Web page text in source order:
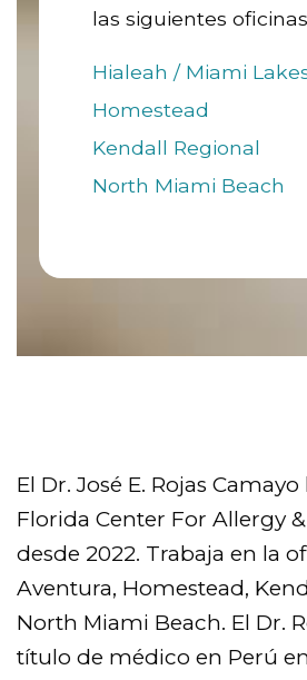
las siguientes
Hialeah / Miami
Homestead
Kendall Regional
North Miami Beach
El Dr. José E. Rojas
Florida Center For Allergy
desde 2022. Trabaja en la
Aventura, Homestead,
North Miami Beach. El Dr.
título de médico en Perú